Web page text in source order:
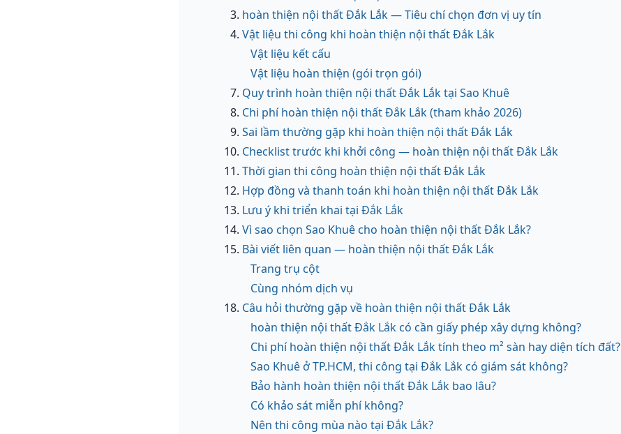
hoàn thiện nội thất Đắk Lắk — Tiêu chí chọn đơn vị uy tín
Vật liệu thi công khi hoàn thiện nội thất Đắk Lắk
Vật liệu kết cấu
Vật liệu hoàn thiện (gói trọn gói)
Quy trình hoàn thiện nội thất Đắk Lắk tại Sao Khuê
Chi phí hoàn thiện nội thất Đắk Lắk (tham khảo 2026)
Sai lầm thường gặp khi hoàn thiện nội thất Đắk Lắk
Checklist trước khi khởi công — hoàn thiện nội thất Đắk Lắk
Thời gian thi công hoàn thiện nội thất Đắk Lắk
Hợp đồng và thanh toán khi hoàn thiện nội thất Đắk Lắk
Lưu ý khi triển khai tại Đắk Lắk
Vì sao chọn Sao Khuê cho hoàn thiện nội thất Đắk Lắk?
Bài viết liên quan — hoàn thiện nội thất Đắk Lắk
Trang trụ cột
Cùng nhóm dịch vụ
Câu hỏi thường gặp về hoàn thiện nội thất Đắk Lắk
hoàn thiện nội thất Đắk Lắk có cần giấy phép xây dựng không?
Chi phí hoàn thiện nội thất Đắk Lắk tính theo m² sàn hay diện tích đất?
Sao Khuê ở TP.HCM, thi công tại Đắk Lắk có giám sát không?
Bảo hành hoàn thiện nội thất Đắk Lắk bao lâu?
Có khảo sát miễn phí không?
Nên thi công mùa nào tại Đắk Lắk?